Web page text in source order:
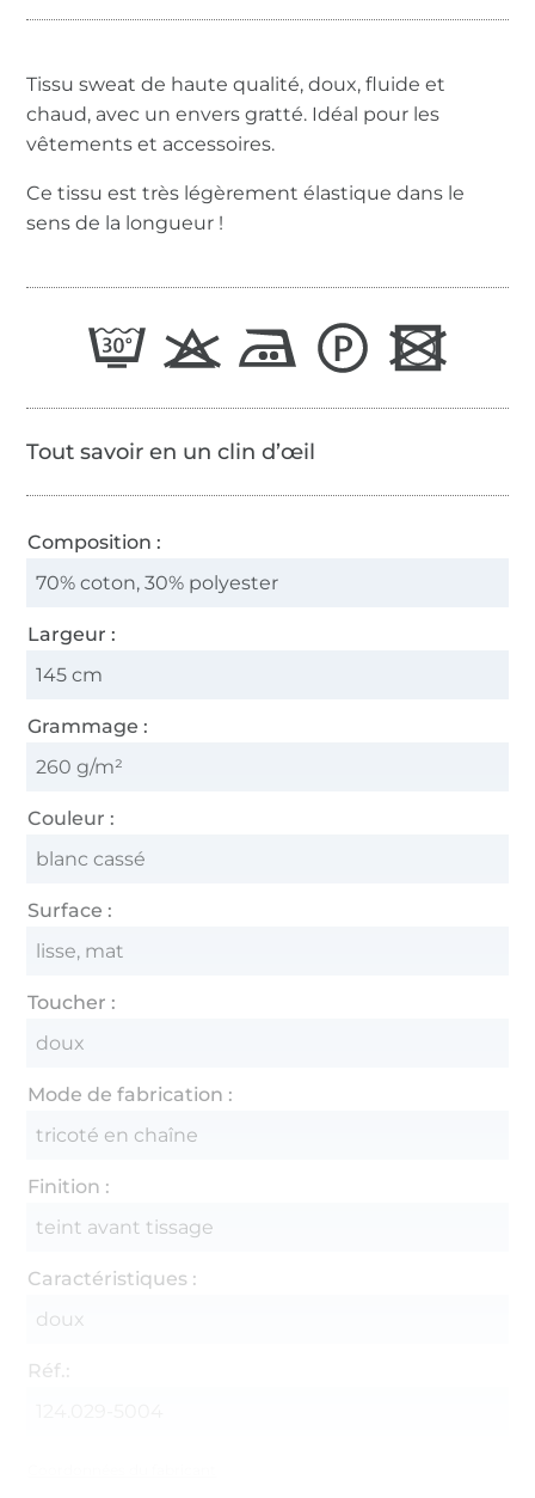
Tissu sweat de haute qualité, doux, fluide et
chaud, avec un envers gratté. Idéal pour les
vêtements et accessoires.
Ce tissu est très légèrement élastique dans le
sens de la longueur !
Tout savoir en un clin d’œil
Composition :
70% coton, 30% polyester
Largeur :
145 cm
Grammage :
260 g/m²
Couleur :
blanc cassé
Surface :
lisse, mat
Toucher :
doux
Mode de fabrication :
tricoté en chaîne
Finition :
teint avant tissage
Caractéristiques :
doux
Réf.: